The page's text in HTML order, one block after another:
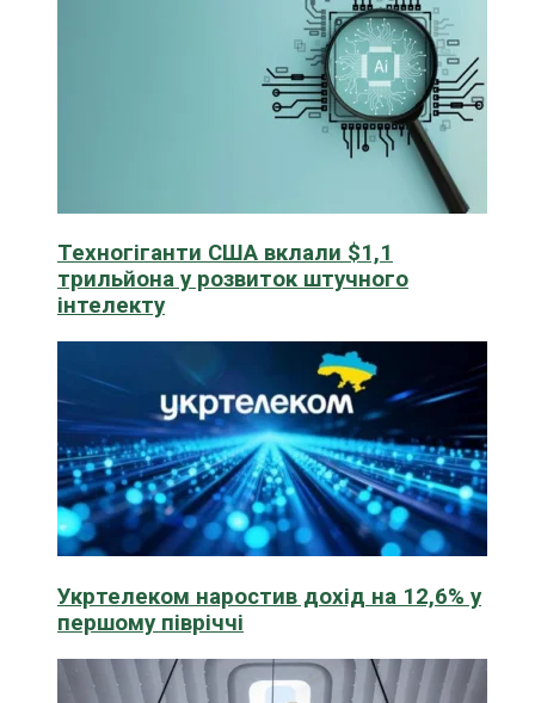
Техногіганти США вклали $1,1
трильйона у розвиток штучного
інтелекту
Укртелеком наростив дохід на 12,6% у
першому півріччі